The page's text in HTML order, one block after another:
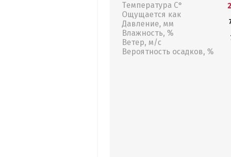
Температура С°
Ощущается как
Давление, мм
Влажность, %
Ветер, м/с
Вероятность осадков, %